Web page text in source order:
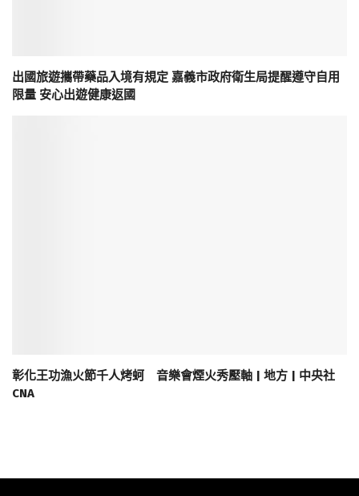
出國旅遊攜帶藥品入境有規定 嘉義市政府衛生局提醒遵守自用
限量 安心出遊健康返國
彰化王功漁火節千人烤蚵 音樂會煙火秀壓軸 | 地方 | 中央社
CNA